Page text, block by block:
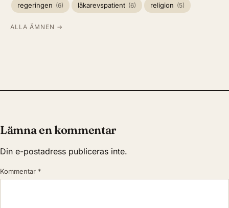
regeringen (6) läkarevspatient (6) religion (5)
ALLA ÄMNEN →
Lämna en kommentar
Din e-postadress publiceras inte.
Kommentar *